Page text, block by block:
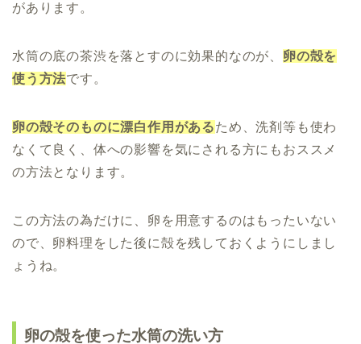
があります。
水筒の底の茶渋を落とすのに効果的なのが、 卵の殻を
使う方法です。
卵の殻そのものに漂白作用があるため、洗剤等も使わ
なくて良く、体への影響を気にされる方にもおススメ
の方法となります。
この方法の為だけに、卵を用意するのはもったいない
ので、卵料理をした後に殻を残しておくようにしまし
ょうね。
卵の殻を使った水筒の洗い方